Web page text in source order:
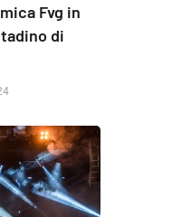
Fvg in
di